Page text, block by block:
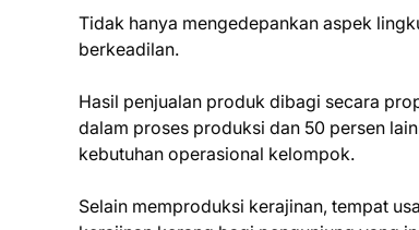
Tidak hanya mengedepankan aspek
berkeadilan.
Hasil penjualan produk dibagi secara
dalam proses produksi dan 50 persen
kebutuhan operasional kelompok.
Selain memproduksi kerajinan, tempat